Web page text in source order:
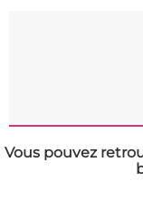
Vous pouvez